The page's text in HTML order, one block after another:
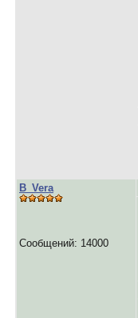
B_Vera
Сообщений: 14000